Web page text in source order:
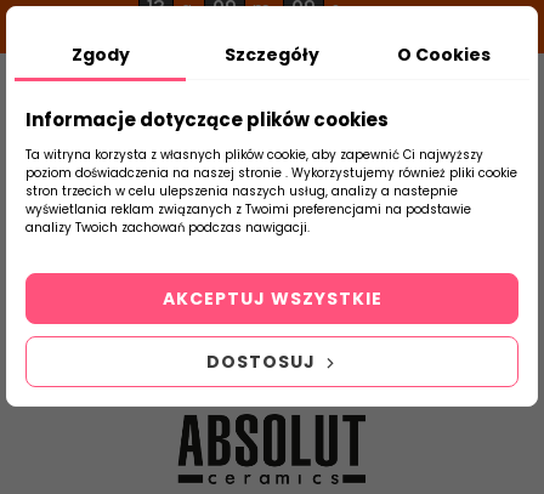
13 g 09 m 09 s
Szukaj
produktu
Strona Główna Brands Absolut
Lista produktów
marki Absolut
Ceramics
Zgody Szczegóły O Cookies
Informacje dotyczące plików cookies
Ta witryna korzysta z własnych plików cookie, aby zapewnić Ci najwyższy
poziom doświadczenia na naszej stronie . Wykorzystujemy również pliki cookie
stron trzecich w celu ulepszenia naszych usług, analizy a nastepnie
wyświetlania reklam związanych z Twoimi preferencjami na podstawie
analizy Twoich zachowań podczas nawigacji.
DOSTOSUJ
AKCEPTUJ WSZYSTKIE